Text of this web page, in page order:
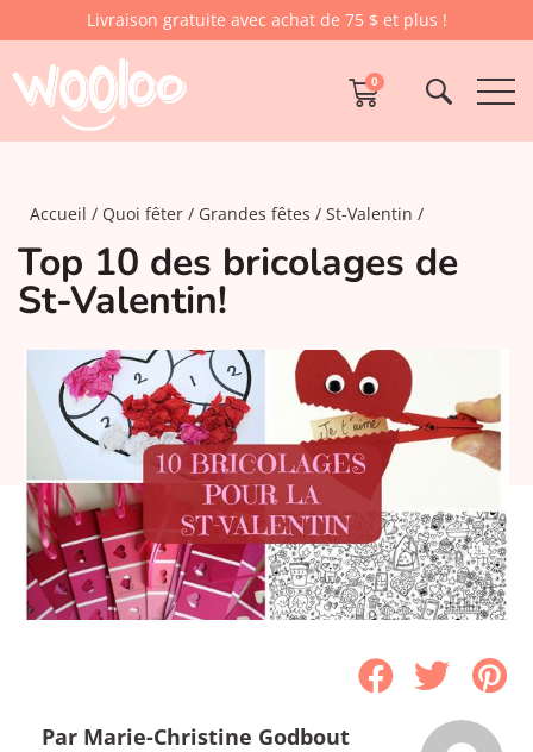
Livraison gratuite avec achat de 75 $ et plus !
0
Accueil Quoi fêter Grandes fêtes St-Valentin
Top 10 des bricolages de
St-Valentin!
Par Marie-Christine Godbout